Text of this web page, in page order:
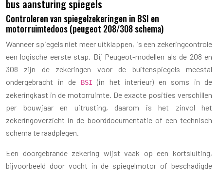
bus aansturing spiegels
Controleren van spiegelzekeringen in BSI en
motorruimtedoos (peugeot 208/308 schema)
Wanneer spiegels niet meer uitklappen, is een zekeringcontrole
een logische eerste stap. Bij Peugeot-modellen als de 208 en
308 zijn de zekeringen voor de buitenspiegels meestal
ondergebracht in de
BSI
(in het interieur) en soms in de
zekeringkast in de motorruimte. De exacte posities verschillen
per bouwjaar en uitrusting, daarom is het zinvol het
zekeringoverzicht in de boorddocumentatie of een technisch
schema te raadplegen.
Een doorgebrande zekering wijst vaak op een kortsluiting,
bijvoorbeeld door vocht in de spiegelmotor of beschadigde